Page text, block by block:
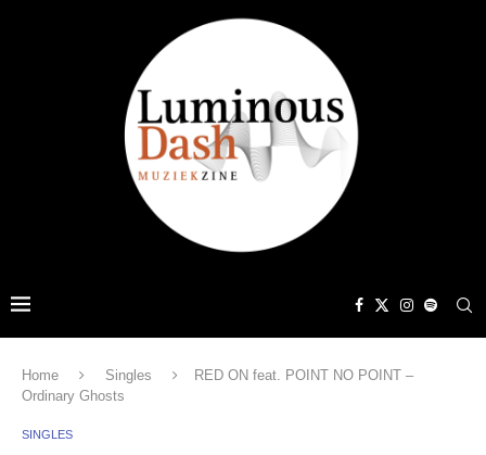
Home Singles
RED ON feat. POINT NO POINT –
Ordinary Ghosts
SINGLES